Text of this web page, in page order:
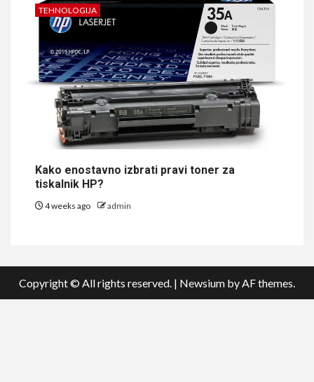
TEHNOLOGIJA
Kako enostavno izbrati pravi toner za
tiskalnik HP?
4 weeks ago admin
Copyright © All rights reserved. | Newsium by AF themes.